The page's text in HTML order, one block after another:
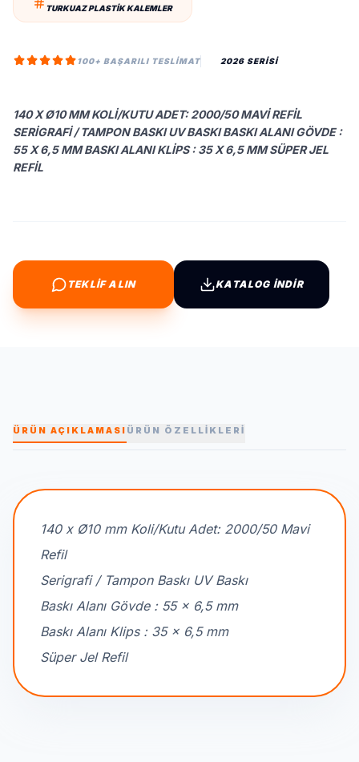
TURKUAZ PLASTIK KALEMLER
100+ BAŞARILI TESLIMAT 2026 SERİSİ
140 X Ø10 MM KOLI/KUTU ADET: 2000/50 MAVI REFIL
SERIGRAFI / TAMPON BASKI UV BASKI BASKI ALANI GÖVDE :
55 X 6,5 MM BASKI ALANI KLIPS : 35 X 6,5 MM SÜPER JEL
REFIL
TEKLİF ALIN KATALOG İNDİR
ÜRÜN AÇIKLAMASI ÜRÜN ÖZELLİKLERİ
140 x Ø10 mm Koli/Kutu Adet: 2000/50 Mavi
Refil
Serigrafi / Tampon Baskı UV Baskı
Baskı Alanı Gövde : 55 x 6,5 mm
Baskı Alanı Klips : 35 x 6,5 mm
Süper Jel Refil